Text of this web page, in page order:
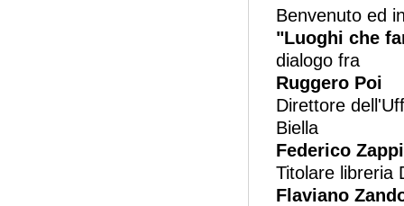
Benvenuto ed
"Luoghi che
dialogo fra
Ruggero Poi
Direttore
Biella
Federico
Titolare libreria
Flaviano